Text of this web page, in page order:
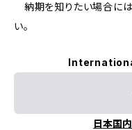
納期を知りたい場合に
い。
日本国